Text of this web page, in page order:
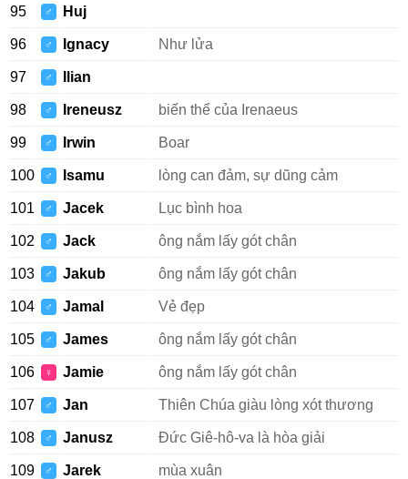
95 ♂ Huj
96 ♂ Ignacy Như lửa
97 ♂ Ilian
98 ♂ Ireneusz biến thể của Irenaeus
99 ♂ Irwin Boar
100 ♂ Isamu lòng can đảm, sự dũng cảm
101 ♂ Jacek Lục bình hoa
102 ♂ Jack ông nắm lấy gót chân
103 ♂ Jakub ông nắm lấy gót chân
104 ♂ Jamal Vẻ đẹp
105 ♂ James ông nắm lấy gót chân
106 ♀ Jamie ông nắm lấy gót chân
107 ♂ Jan Thiên Chúa giàu lòng xót thương
108 ♂ Janusz Đức Giê-hô-va là hòa giải
109 ♂ Jarek mùa xuân